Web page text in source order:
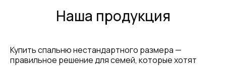
Наша продукция
Купить спальню нестандартного размера —
правильное решение для семей, которые хотят